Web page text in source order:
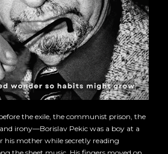
the exile, the communist prison, the
irony—Borislav Pekic was a boy at a
his mother while secretly reading